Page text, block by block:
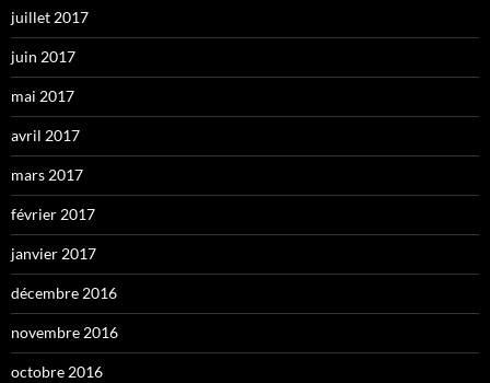
juillet 2017
juin 2017
mai 2017
avril 2017
mars 2017
février 2017
janvier 2017
décembre 2016
novembre 2016
octobre 2016